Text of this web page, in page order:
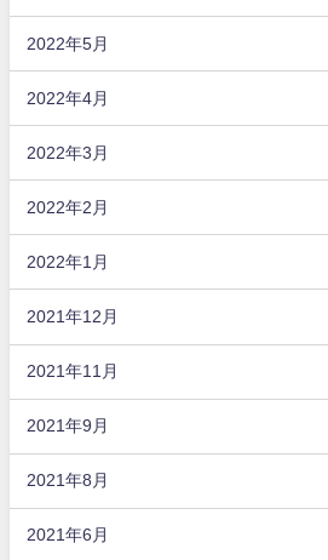
2022年5月
2022年4月
2022年3月
2022年2月
2022年1月
2021年12月
2021年11月
2021年9月
2021年8月
2021年6月